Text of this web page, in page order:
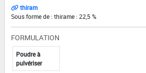
thiram
Sous forme de : thirame : 22,5 %
FORMULATION
Poudre à
pulvériser